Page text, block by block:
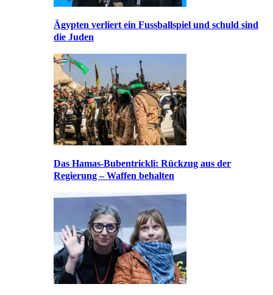
Ägypten verliert ein Fussballspiel und schuld sind
die Juden
Das Hamas-Bubentrickli: Rückzug aus der
Regierung – Waffen behalten